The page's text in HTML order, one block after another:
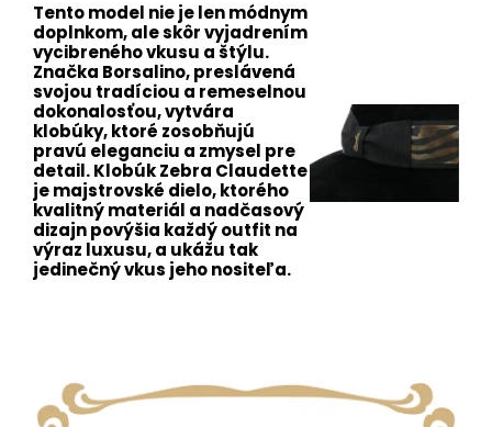
Tento model nie je len módnym
doplnkom, ale skôr vyjadrením
vycibreného vkusu a štýlu.
Značka Borsalino, preslávená
svojou tradíciou a remeselnou
dokonalosťou, vytvára
klobúky, ktoré zosobňujú
pravú eleganciu a zmysel pre
detail. Klobúk Zebra Claudette
je majstrovské dielo, ktorého
kvalitný materiál a nadčasový
dizajn povýšia každý outfit na
výraz luxusu, a ukážu tak
jedinečný vkus jeho nositeľa.